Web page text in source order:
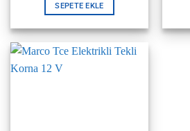
SEPETE EKLE